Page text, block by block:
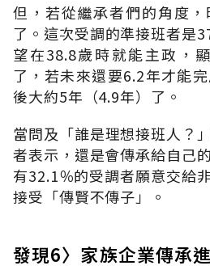
但，若從繼承者們的角度
了。這次受調的準接班者是
望在38.8歲時就能主政，
了，若未來還要6.2年才能
後大約5年（4.9年）了。
當問及「誰是理想接班人？
者表示，還是會傳承給自己
有32.1％的受調者願意交給
接受「傳賢不傳子」。
發現6〉家族企業傳承